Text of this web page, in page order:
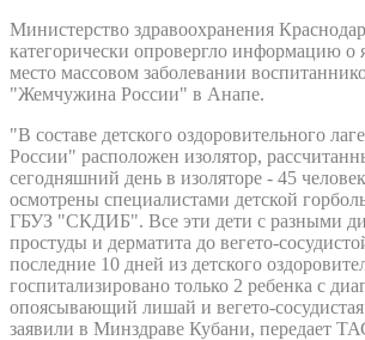
Министерство здравоохранения
категорически опровергло информацию
место массовом заболевании
"Жемчужина России" в Анапе.
"В составе детского оздоровительного
России" расположен изолятор,
сегодняшний день в изоляторе - 45
осмотрены специалистами детской
ГБУЗ "СКДИБ". Все эти дети с разными
простуды и дерматита до вегето-
последние 10 дней из детского
госпитализировано только 2 ребенка с
опоясывающий лишай и вегето-
заявили в Минздраве Кубани, передает